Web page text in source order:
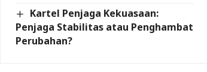
Kartel Penjaga Kekuasaan:
Penjaga Stabilitas atau Penghambat
Perubahan?